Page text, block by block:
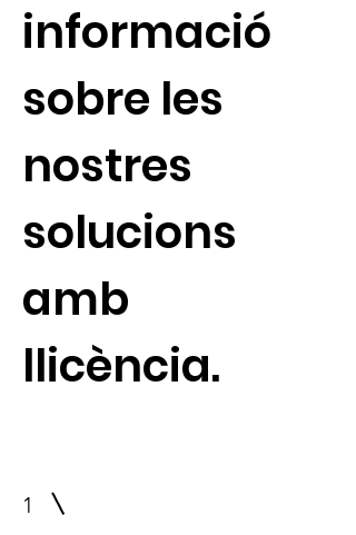
informació
sobre les
nostres
solucions
amb
llicència.
1